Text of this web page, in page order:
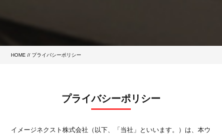
HOME // プライバシーポリシー
プライバシーポリシー
イメージネクスト株式会社（以下、「当社」といいます。）は、本ウ